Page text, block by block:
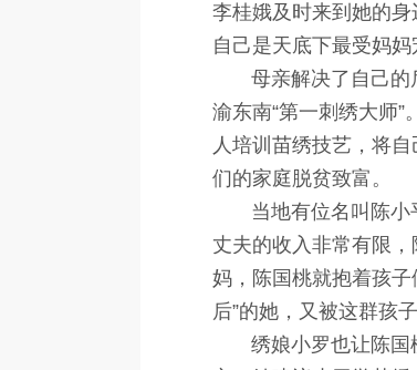
李桂娥及时来到她的
自己是天底下最受妈妈
母亲解决了自己的后
渝东南“第一刺绣大师
人培训苗绣技艺，将
们的家庭脱贫致富。
当地有位名叫陈小平
丈夫的收入非常有限
妈，陈国桃就抱着孩
后”的她，又被这群孩
绣娘小罗也让陈国桃